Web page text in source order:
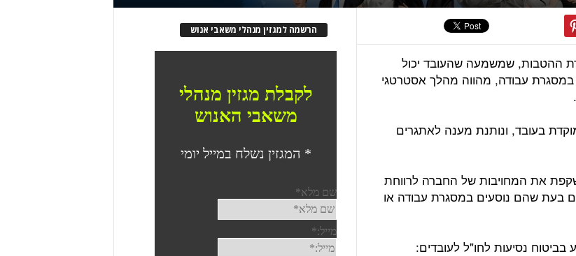
ההטבות, שמשמעה שהעובד יכול
עבודה, מהווה מהלך אסטרטגי
בעובד, ונותנת מענה לאתגרים
את המחויבות של החברה לרווחת
בעת שהם נוסעים במסגרת עבודה או
הרשמה למגזין מנהלי משאבי אנוש